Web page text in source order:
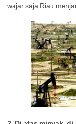
wajar saja Riau